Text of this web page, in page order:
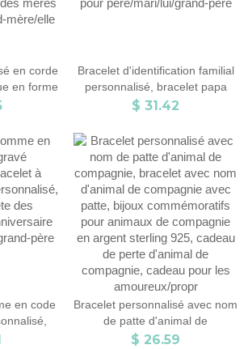
en corde
en forme
de
pour
mères
mère/elle
Bracelet d'identification familial
personnalisé, bracelet papa
avec noms d'enfants, bijoux
des pères/cadeau
d'anniversaire pour
père/mari/lui/grand-père
$ 31.42
en code
secret
Bracelet personnalisé avec nom
de patte d'animal de
compagnie, bracelet avec nom
$ 26.59